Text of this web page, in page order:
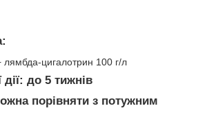
лямбда-цигалотрин 100 г/л
до 5 тижнів
порівняти з потужним